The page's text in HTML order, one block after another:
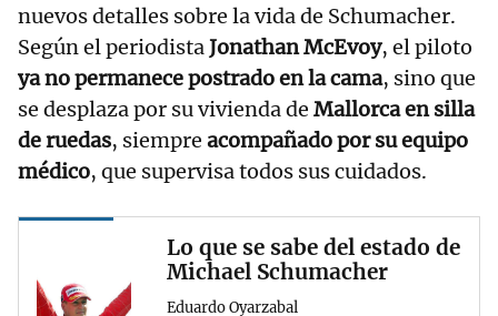
nuevos detalles sobre la vida de Schumacher.
Según el periodistaJonathan McEvoy, el piloto
ya no permanece postrado en la cama, sino que
se desplaza por su vivienda de Mallorca en silla
de ruedas, siempre acompañado por su equipo
médico, que supervisa todos sus cuidados.
Lo que se sabe del estado de
Michael Schumacher
Eduardo Oyarzabal